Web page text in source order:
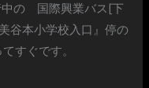
中の 国際興業バス[下
谷本小学校入口』停の
すぐです。